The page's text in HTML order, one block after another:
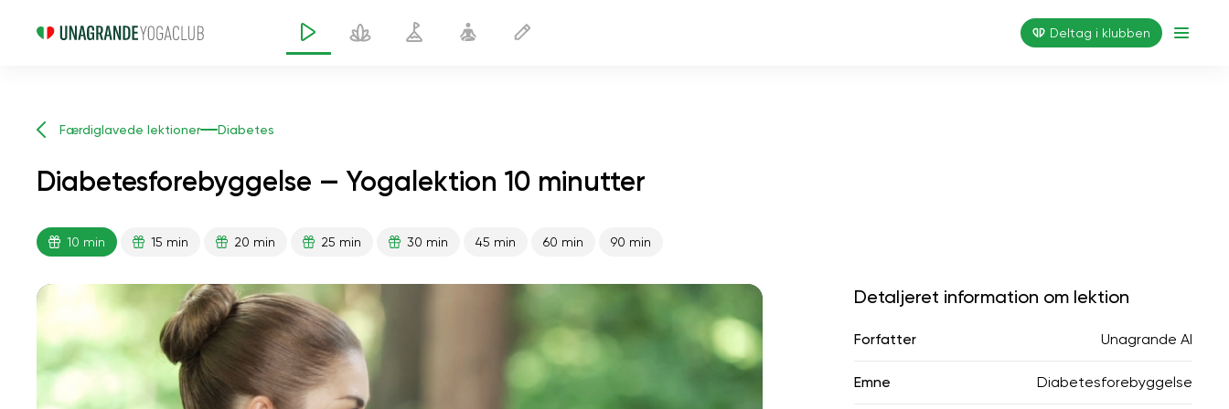
Deltag i klubben
Færdiglavede lektioner Diabetes
Diabetesforebyggelse — Yogalektion 10 minutter
10 min 15 min 20 min 25 min 30 min 45 min 60 min 90 min
Detaljeret information om lektion
Forfatter Unagrande AI
Emne Diabetesforebyggelse